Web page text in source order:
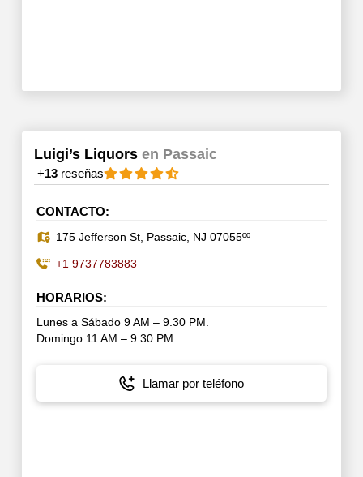
Luigi’s Liquors en Passaic
+13reseñas
CONTACTO:
175 Jefferson St, Passaic, NJ 07055ºº
+1 9737783883
HORARIOS:
Lunes a Sábado 9 AM – 9.30 PM.
Domingo 11 AM – 9.30 PM
Llamar por teléfono